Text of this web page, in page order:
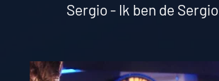
Sergio - Ik ben de Sergio